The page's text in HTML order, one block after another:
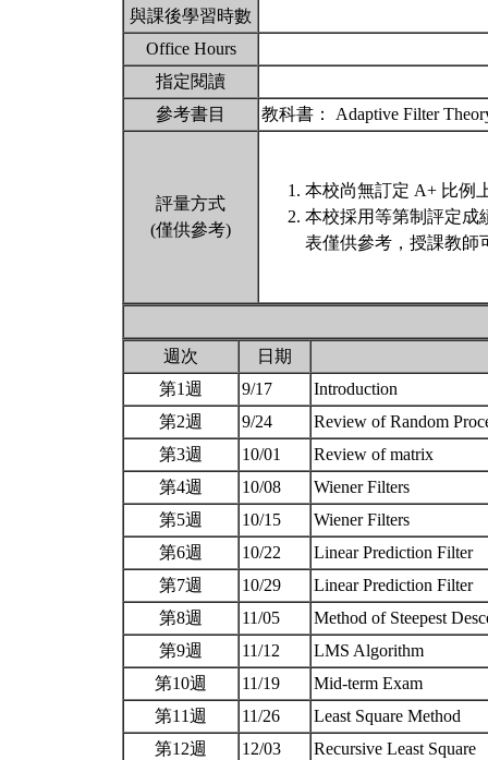
與課後學習時數
Office Hours
指定閱讀
參考書目
教科書： Adaptive Filter
評量方式
(僅供參考)
本校尚無訂定 A+ 比例
本校採用等第制評定成
表僅供參考，授課教師
週次
日期
第1週
9/17
Introduction
第2週
9/24
Review of Random
第3週
10/01
Review of matrix
第4週
10/08
Wiener Filters
第5週
10/15
Wiener Filters
第6週
10/22
Linear Prediction Filter
第7週
10/29
Linear Prediction Filter
第8週
11/05
Method of Steepest
第9週
11/12
LMS Algorithm
第10週
11/19
Mid-term Exam
第11週
11/26
Least Square Method
第12週
12/03
Recursive Least Square